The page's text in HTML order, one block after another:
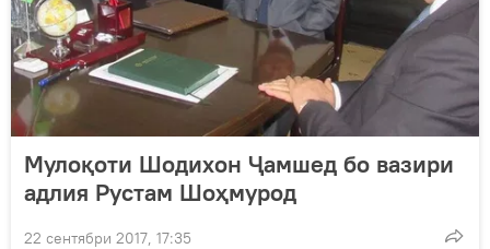
Мулоқоти Шодихон Ҷамшед бо вазири
адлия Рустам Шоҳмурод
22 сентябри 2017, 17:35